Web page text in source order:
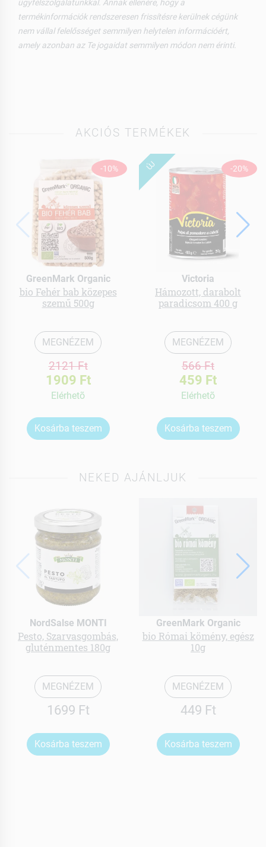
ügyfélszolgálatunkkal. Annak ellenére, hogy a
termékinformációk rendszeresen frissítésre kerülnek cégünk
nem vállal felelősséget semmilyen helytelen információért,
amely azonban az Te jogaidat semmilyen módon nem érinti.
AKCIÓS TERMÉKEK
-10%
GreenMark Organic
bio Fehér bab közepes
szemű 500g
MEGNÉZEM
2121 Ft
1909 Ft
Elérhetõ
Kosárba teszem
-20%
ÚJ
Victoria
Hámozott, darabolt
paradicsom 400 g
MEGNÉZEM
566 Ft
459 Ft
Elérhetõ
Kosárba teszem
NEKED AJÁNLJUK
NordSalse MONTI
Pesto, Szarvasgombás,
gluténmentes 180g
MEGNÉZEM
1699 Ft
Kosárba teszem
GreenMark Organic
bio Római kömény, egész
10g
MEGNÉZEM
449 Ft
Kosárba teszem